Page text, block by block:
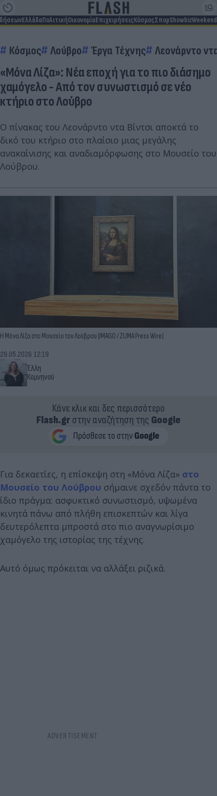
ΕλλάδαΠολιτικήΟικονομίαΕπιχειρήσειςΚόσμοςΣπορShowbizWeekend
Κόσμος Λούβρο Έργα Τέχνης Λεονάρντο
«Μόνα Λίζα»: Νέα εποχή για το πιο διάσημο
χαμόγελο - Από τον συνωστισμό σε νέο
κτήριο στο Λούβρο
Ο πίνακας του Λεονάρντο ντα Βίντσι αποκτά το
δικό του κτήριο στο πλαίσιο μιας μεγάλης
ανακαίνισης και αναδιαμόρφωσης στο Μουσείο του
Λούβρου.
Η Μόνα Λίζα στο Μουσείο του Λούβρου (IMAGO / ZUMA Press Wire)
Έλλη
Κομνηνού
29.05.2026 12:19
Κάνε κλικ και δες περισσότερο
Flash.grστην αναζήτηση της Google
Για δεκαετίες, η επίσκεψη στη «Μόνα Λίζα» στο
Μουσείο του Λούβρου σήμαινε σχεδόν πάντα το
ίδιο πράγμα: ασφυκτικό συνωστισμό, υψωμένα
κινητά πάνω από πλήθη επισκεπτών και λίγα
δευτερόλεπτα μπροστά στο πιο αναγνωρίσιμο
χαμόγελο της ιστορίας της τέχνης.
Αυτό όμως πρόκειται να αλλάξει ριζικά.